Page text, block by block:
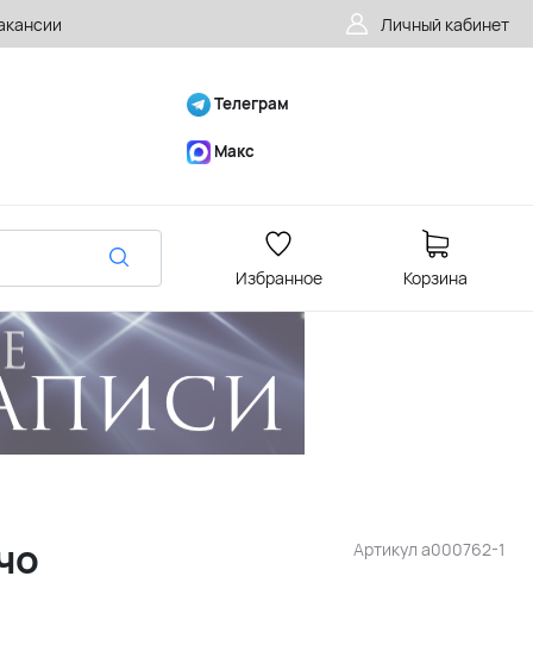
Личный кабинет
Телеграм
Макс
Избранное Корзина
Артикул a000762-1